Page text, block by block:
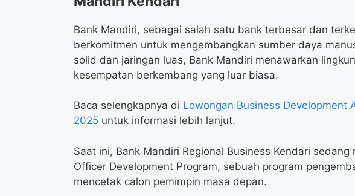
Bank Mandiri, sebagai salah satu bank terbesar dan
berkomitmen untuk mengembangkan sumber daya
solid dan jaringan luas, Bank Mandiri menawarkan
kesempatan berkembang yang luar biasa.
Baca selengkapnya di Lowongan Business Development
2025 untuk informasi lebih lanjut.
Saat ini, Bank Mandiri Regional Business Kendari
Officer Development Program, sebuah program
mencetak calon pemimpin masa depan.